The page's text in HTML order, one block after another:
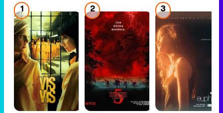
1 2 3